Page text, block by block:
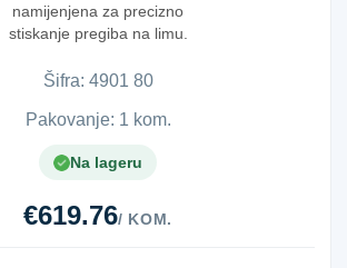
namijenjena za precizno
stiskanje pregiba na limu.
Šifra: 4​9​0​1​ ​8​0​
Pakovanje: 1 kom.
Na lageru
€619.76/ KOM.